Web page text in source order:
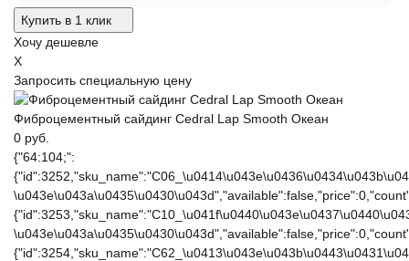
Купить в 1 клик
Хочу дешевле
X
Запросить специальную цену
Фиброцементный сайдинг Cedral Lap Smooth Океан
0 руб.
{"64:104;":